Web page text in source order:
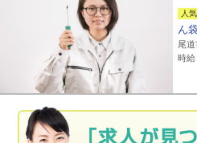
ん
尾
時給